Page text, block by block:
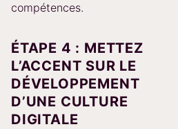
compétences.
ÉTAPE 4 : METTEZ
L’ACCENT SUR LE
DÉVELOPPEMENT
D’UNE CULTURE
DIGITALE